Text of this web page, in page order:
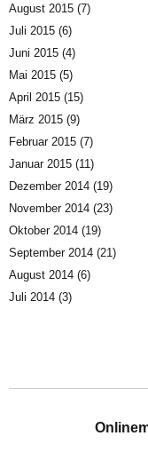
August 2015 (7)
Juli 2015 (6)
Juni 2015 (4)
Mai 2015 (5)
April 2015 (15)
März 2015 (9)
Februar 2015 (7)
Januar 2015 (11)
Dezember 2014 (19)
November 2014 (23)
Oktober 2014 (19)
September 2014 (21)
August 2014 (6)
Juli 2014 (3)